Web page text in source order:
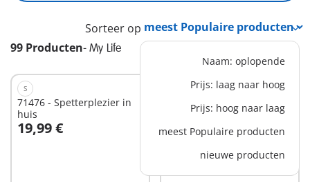
99 Producten- My Life
Sorteer op
Naam: oplopende
Prijs: laag naar hoog
Prijs: hoog naar laag
meest Populaire producten
nieuwe producten
S
71476 - Spetterplezier in
huis
19,99 €
In winkelwagen
71327 - Grote school
129,99 € -25%
97,49 €
In winkelwagen